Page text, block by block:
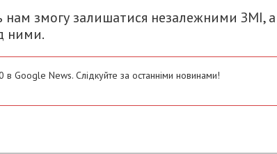
нам змогу залишатися незалежними ЗМІ,
ними.
Google News. Слідкуйте за останніми новинами!